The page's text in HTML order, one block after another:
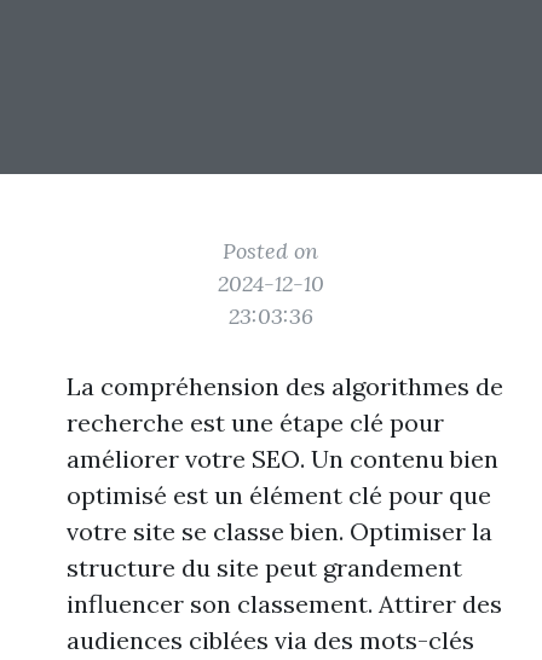
Posted on
2024-12-10
23:03:36
La compréhension des algorithmes de
recherche est une étape clé pour
améliorer votre SEO. Un contenu bien
optimisé est un élément clé pour que
votre site se classe bien. Optimiser la
structure du site peut grandement
influencer son classement. Attirer des
audiences ciblées via des mots-clés